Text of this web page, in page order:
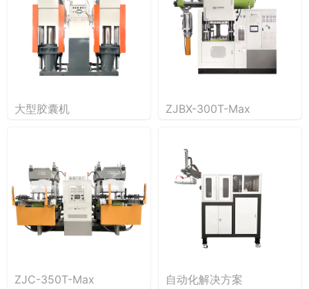
大型胶囊机 ZJBX-300T-Max
ZJC-350T-Max 自动化解决方案